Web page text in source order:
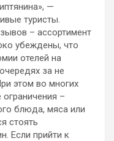
—
туристы.
– ассортимент
убеждены, что
отелей на
за не
этом во многих
–
блюда, мяса или
стоять
Если прийти к